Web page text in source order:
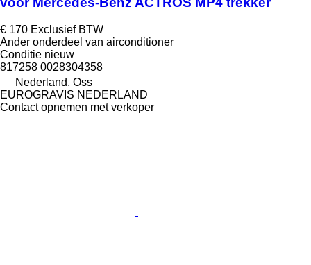
€ 170 Exclusief BTW
Ander onderdeel van airconditioner
Conditie nieuw
817258 0028304358
Nederland, Oss
EUROGRAVIS NEDERLAND
Contact opnemen met verkoper